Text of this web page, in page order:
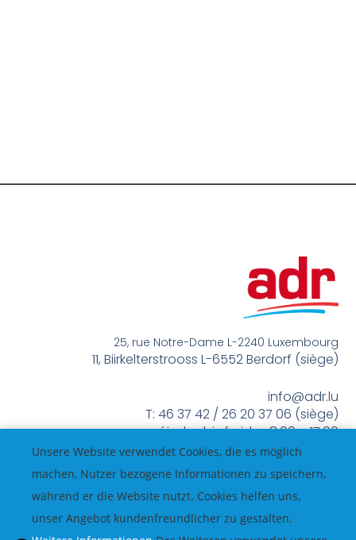
25, rue Notre-Dame L-2240 Luxembourg
11, Biirkelterstrooss L-6552 Berdorf (siège)
info@adr.lu
T: 46 37 42 / 26 20 37 06 (siège)
méindes bis freides 8:00 – 17:00
Unsere Website verwendet Cookies, die es möglich
machen, Nutzer bezogene Informationen zu speichern,
während er die Website nutzt. Cookies helfen uns,
unser Angebot kundenfreundlicher zu gestalten.